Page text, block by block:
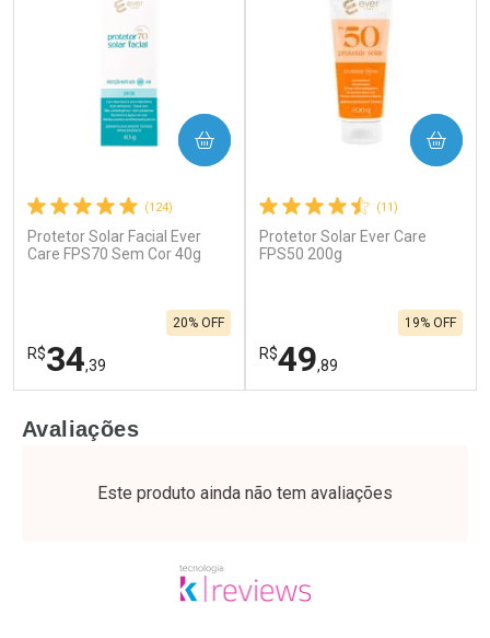
(124)
Protetor Solar Facial Ever
Care FPS70 Sem Cor 40g
R$34,39
20% OFF
COMPRAR
Laboratório
Por Menos
(11)
Protetor Solar Ever Care
FPS50 200g
R$49,89
19% OFF
COMPRAR
Laboratório
Por Menos
Avaliações
Este produto ainda não tem avaliações